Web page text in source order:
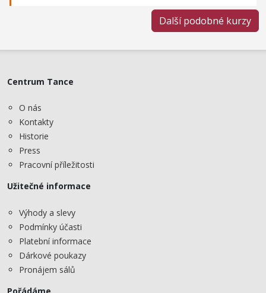
Další podobné kurzy
Centrum Tance
O nás
Kontakty
Historie
Press
Pracovní příležitosti
Užitečné informace
Výhody a slevy
Podmínky účasti
Platební informace
Dárkové poukazy
Pronájem sálů